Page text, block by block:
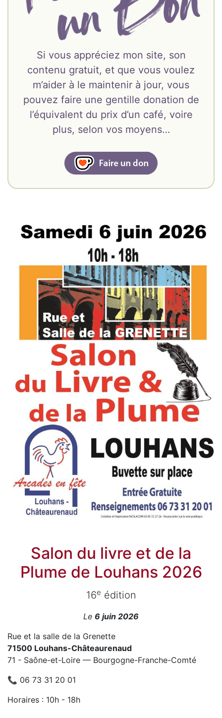
Si vous appréciez mon site, son
contenu gratuit, et que vous voulez
m’aider à le maintenir à jour, vous
pouvez faire une gentille donation de
l’équivalent du prix d’un café, voire
plus, selon vos moyens…
Salon du livre et de la
Plume de Louhans 2026
16e édition
Le 6 juin 2026
Rue et la salle de la Grenette
71500 Louhans-Châteaurenaud
71 - Saône-et-Loire — Bourgogne-Franche-Comté
📞 06 73 31 20 01
Horaires : 10h - 18h